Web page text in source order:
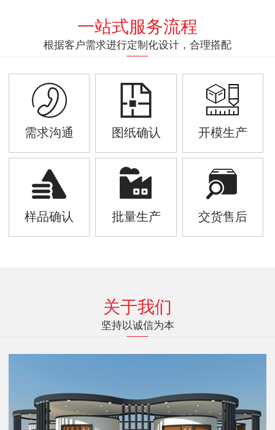
一站式服务流程
根据客户需求进行定制化设计，合理搭配
需求沟通 图纸确认 开模生产
样品确认 批量生产 交货售后
关于我们
坚持以诚信为本